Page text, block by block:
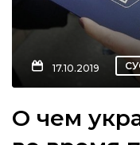
новини
17.10.2019
О чем